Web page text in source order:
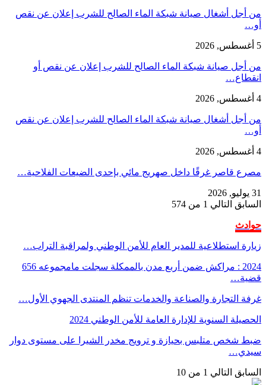
من أجل أشغال صيانة شبكة الماء الصالح للشرب إعلان عن نقص
أو…
5 أغسطس, 2026
من أجل صيانة شبكة الماء الصالح للشرب إعلان عن نقص أو
انقطاع…
4 أغسطس, 2026
من أجل أشغال صيانة شبكة الماء الصالح للشرب إعلان عن نقص
أو…
4 أغسطس, 2026
مصرع قاصر غرقًا داخل صهريج مائي بإحدى الضيعات الفلاحية…
31 يوليو, 2026
السابق التالي 1 من 574
حوادث
زيارة استطلاعية للمدير العام للأمن الوطني ولمراقبة التراب…
2024 : مراكش ضمن أربع مدن بالممكلة سجلت مامجموعه 656
قضية…
غرفة التجارة والصناعة والخدمات تنظم المنتدى الجهوي الأول…
الحصيلة السنوية للإدارة العامة للأمن الوطني 2024
ضبط شخص متلبس بحيازة و ترويج مخدر الشيرا على مستوى دوار
سيدي…
السابق التالي 1 من 10